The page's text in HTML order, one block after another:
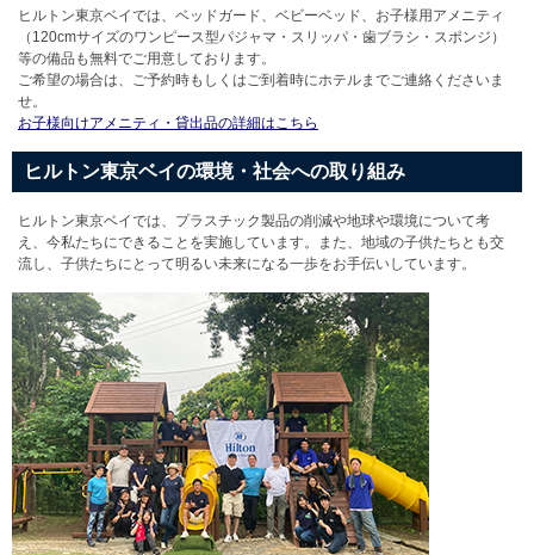
ヒルトン東京ベイでは、ベッドガード、ベビーベッド、お子様用アメニティ
（120cmサイズのワンピース型パジャマ・スリッパ・歯ブラシ・スポンジ）
等の備品も無料でご用意しております。
ご希望の場合は、ご予約時もしくはご到着時にホテルまでご連絡くださいま
せ。
お子様向けアメニティ・貸出品の詳細はこちら
ヒルトン東京ベイの環境・社会への取り組み
ヒルトン東京ベイでは、プラスチック製品の削減や地球や環境について考
え、今私たちにできることを実施しています。また、地域の子供たちとも交
流し、子供たちにとって明るい未来になる一歩をお手伝いしています。